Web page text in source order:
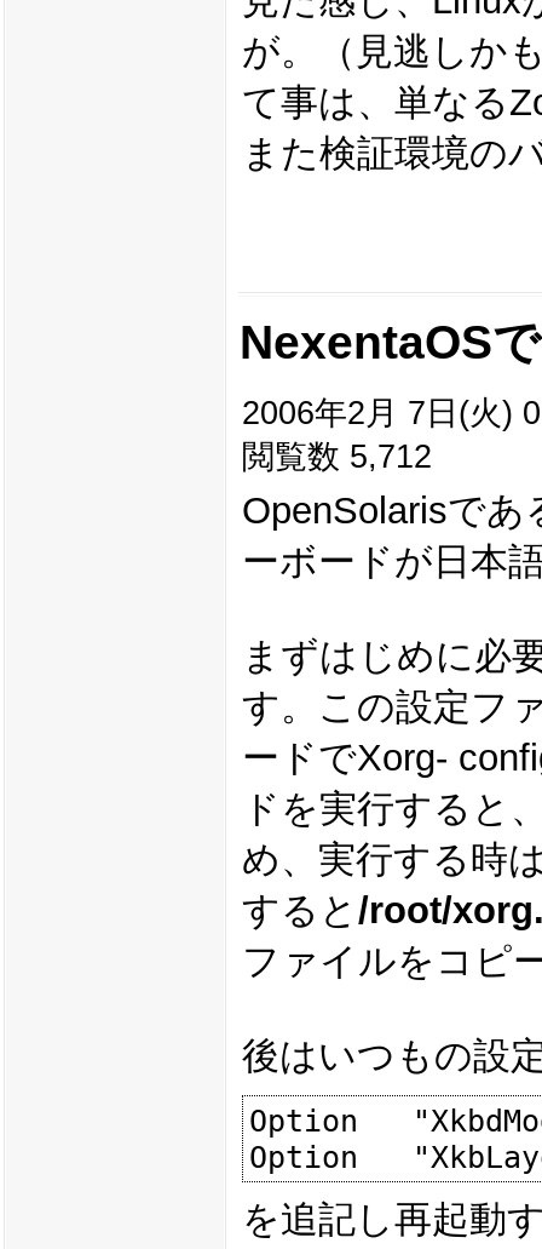
が。（見逃しか
て事は、単なる
また検証環境の
NexentaOS
2006年2月 7日(火)
閲覧数 5,712
OpenSolarisで
ーボードが日本
まずはじめに必
す。この設定フ
ードでXorg-
ドを実行すると
め、実行する時
すると /root/
ファイルをコピ
後はいつもの設
Option
を追記し再起動